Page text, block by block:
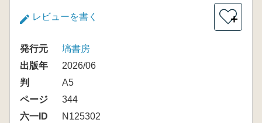
レビューを書く ＋
発行元
塙書房
出版年
2026/06
判
A5
ページ
344
六一ID
N125302